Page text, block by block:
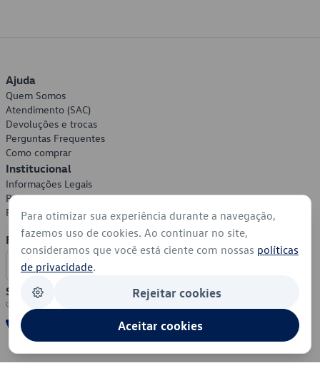
Ajuda
Quem Somos
Atendimento (SAC)
Devoluções e trocas
Perguntas Frequentes
Como comprar
Institucional
Informações Legais
Política de Privacidade
Política de Cookies
Formas de Pagamento
Segurança
Para otimizar sua experiência durante a navegação,
fazemos uso de cookies. Ao continuar no site,
consideramos que você está ciente com nossas políticas
de privacidade.
Rejeitar cookies
Aceitar cookies